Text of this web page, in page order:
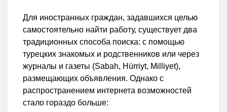
Для иностранных граждан, задавшихся целью
самостоятельно найти работу, существует два
традиционных способа поиска: с помощью
турецких знакомых и родственников или через
журналы и газеты (Sabah, Hürriyt, Milliyet),
размещающих объявления. Однако с
распространением интернета возможностей
стало гораздо больше: